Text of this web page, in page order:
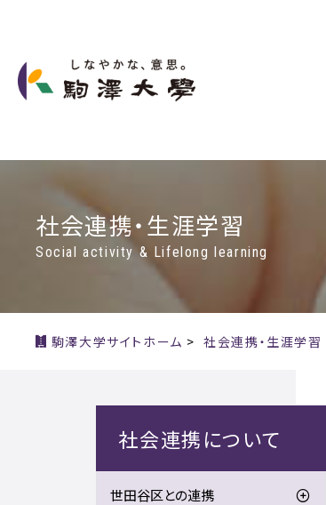
社会連携・生涯学習
Social activity & Lifelong learning
駒澤大学サイトホーム >社会連携・生涯学習
社会連携について
世田谷区との連携